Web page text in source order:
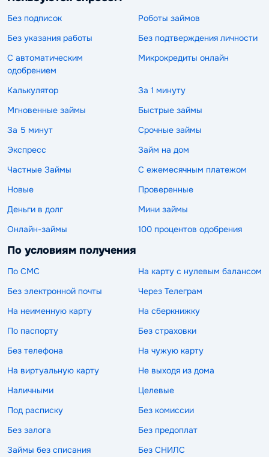
Без подписок
Роботы займов
Без указания работы
Без подтверждения личности
С автоматическим
одобрением
Микрокредиты онлайн
Калькулятор
За 1 минуту
Мгновенные займы
Быстрые займы
За 5 минут
Срочные займы
Экспресс
Займ на дом
Частные Займы
С ежемесячным платежом
Новые
Проверенные
Деньги в долг
Мини займы
Онлайн-займы
100 процентов одобрения
По условиям получения
По СМС
На карту с нулевым балансом
Без электронной почты
Через Телеграм
На неименную карту
На сберкнижку
По паспорту
Без страховки
Без телефона
На чужую карту
На виртуальную карту
Не выходя из дома
Наличными
Целевые
Под расписку
Без комиссии
Без залога
Без предоплат
Займы без списания
Без СНИЛС